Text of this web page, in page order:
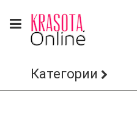
Категории